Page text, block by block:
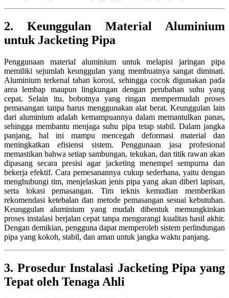
2. Keunggulan Material Aluminium
untuk Jacketing Pipa
Penggunaan material aluminium untuk melapisi jaringan pipa
memiliki sejumlah keunggulan yang membuatnya sangat diminati.
Aluminium terkenal tahan korosi, sehingga cocok digunakan pada
area lembap maupun lingkungan dengan perubahan suhu yang
cepat. Selain itu, bobotnya yang ringan mempermudah proses
pemasangan tanpa harus menggunakan alat berat. Keunggulan lain
dari aluminium adalah kemampuannya dalam memantulkan panas,
sehingga membantu menjaga suhu pipa tetap stabil. Dalam jangka
panjang, hal ini mampu mencegah deformasi material dan
meningkatkan efisiensi sistem. Penggunaan jasa profesional
memastikan bahwa setiap sambungan, tekukan, dan titik rawan akan
dipasang secara presisi agar jacketing menempel sempurna dan
bekerja efektif. Cara pemesanannya cukup sederhana, yaitu dengan
menghubungi tim, menjelaskan jenis pipa yang akan diberi lapisan,
serta lokasi pemasangan. Tim teknis kemudian memberikan
rekomendasi ketebalan dan metode pemasangan sesuai kebutuhan.
Keunggulan aluminium yang mudah dibentuk memungkinkan
proses instalasi berjalan cepat tanpa mengurangi kualitas hasil akhir.
Dengan demikian, pengguna dapat memperoleh sistem perlindungan
pipa yang kokoh, stabil, dan aman untuk jangka waktu panjang.
3. Prosedur Instalasi Jacketing Pipa yang
Tepat oleh Tenaga Ahli